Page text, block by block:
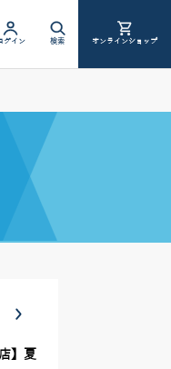
グイン 検索 オンラインショップ
】夏